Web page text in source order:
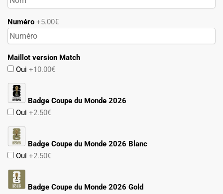
Numéro +5.00€
Maillot version Match
Oui +10.00€
Badge Coupe du Monde 2026
Oui +2.50€
Badge Coupe du Monde 2026 Blanc
Oui +2.50€
Badge Coupe du Monde 2026 Gold